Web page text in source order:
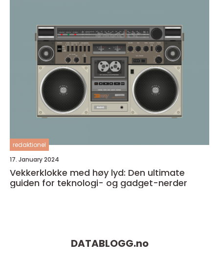
redaktionel
17. January 2024
Vekkerklokke med høy lyd: Den ultimate
guiden for teknologi- og gadget-nerder
DATABLOGG.no